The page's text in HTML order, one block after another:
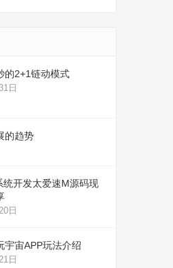
的2+1链动模式
日
的趋势
统开发太爱速M源码现
日
宇宙APP玩法介绍
日